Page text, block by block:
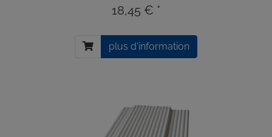
18,45 € *
plus d'information